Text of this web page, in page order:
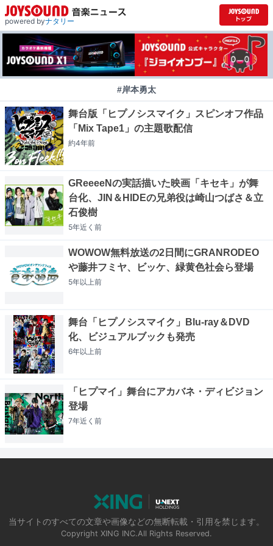
powered byナタリー
#岸本勇太
舞台版「ヒプノシスマイク」スピンオフ作品
「Mix Tape1」の主題歌配信
約4年前
GReeeeNの実話描いた映画「キセキ」が舞
台化、JIN＆HIDEの兄弟役は崎山つばさ＆立
石俊樹
5年近く 前
WOWOW無料放送の2日間にGRANRODEO
や藤井フミヤ、ビッケ、緑黄色社会ら登場
5年以上前
舞台「ヒプノシスマイク」Blu-ray＆DVD
化、ビジュアルブックも発売
6年以上前
「ヒプマイ」舞台にアカバネ・ディビジョン
登場
7年近く 前
当サイトのすべての文章や画像などの無断転載・引用を禁じます。
Copyright XING INC.All Rights Reserved.